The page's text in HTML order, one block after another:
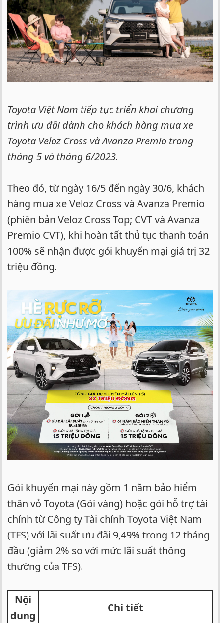
Toyota Việt Nam tiếp tục triển khai chương
trình ưu đãi dành cho khách hàng mua xe
Toyota Veloz Cross và Avanza Premio trong
tháng 5 và tháng 6/2023.
Theo đó, từ ngày 16/5 đến ngày 30/6, khách
hàng mua xe Veloz Cross và Avanza Premio
(phiên bản Veloz Cross Top; CVT và Avanza
Premio CVT), khi hoàn tất thủ tục thanh toán
100% sẽ nhận được gói khuyến mại giá trị 32
triệu đồng.
Gói khuyến mại này gồm 1 năm bảo hiểm
thân vỏ Toyota (Gói vàng) hoặc gói hỗ trợ tài
chính từ Công ty Tài chính Toyota Việt Nam
(TFS) với lãi suất ưu đãi 9,49% trong 12 tháng
đầu (giảm 2% so với mức lãi suất thông
thường của TFS).
Nội
dung
Chi tiết